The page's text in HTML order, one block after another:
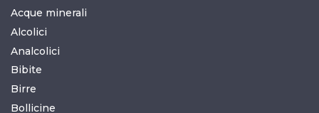
Acque minerali
Alcolici
Analcolici
Bibite
Birre
Bollicine